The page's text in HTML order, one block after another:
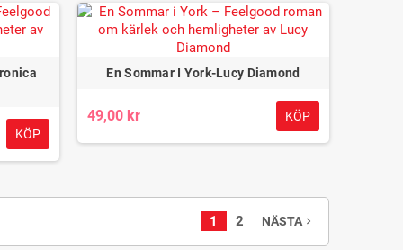
KÖP
En Sommar I York-Lucy Diamond
49,00 kr KÖP
1 2 NÄSTAnavigate_next